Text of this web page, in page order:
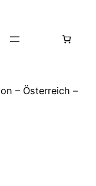
– Österreich –